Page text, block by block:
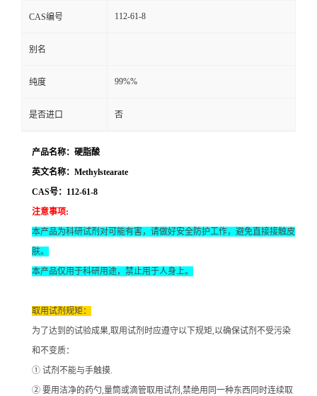
CAS编号 112-61-8
别名
纯度 99%%
是否进口 否
产品名称：硬脂酸
英文名称：Methylstearate
CAS号：112-61-8
注意事项:
本产品为科研试剂对可能有害，请做好安全防护工作，避免直接接触皮
肤。
本产品仅用于科研用途，禁止用于人身上。
取用试剂规矩：
为了达到的试验成果,取用试剂时应遵守以下规矩,以确保试剂不受污染
和不变质：
① 试剂不能与手触摸.
② 要用洁净的药勺,量筒或滴管取用试剂,禁绝用同一种东西同时连续取